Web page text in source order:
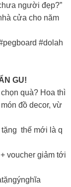
người đẹp?”
cửa cho năm
#dolah
GU!
quà? Hoa thì
đồ decor, vừ
thế mới là q
voucher giảm tới